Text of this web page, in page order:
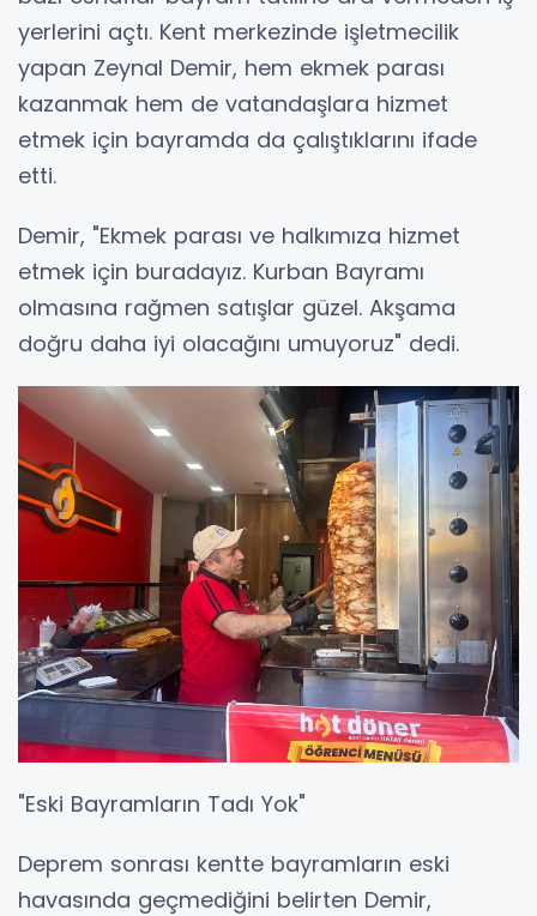
yerlerini açtı. Kent merkezinde işletmecilik
yapan Zeynal Demir, hem ekmek parası
kazanmak hem de vatandaşlara hizmet
etmek için bayramda da çalıştıklarını ifade
etti.
Demir, "Ekmek parası ve halkımıza hizmet
etmek için buradayız. Kurban Bayramı
olmasına rağmen satışlar güzel. Akşama
doğru daha iyi olacağını umuyoruz" dedi.
"Eski Bayramların Tadı Yok"
Deprem sonrası kentte bayramların eski
havasında geçmediğini belirten Demir,